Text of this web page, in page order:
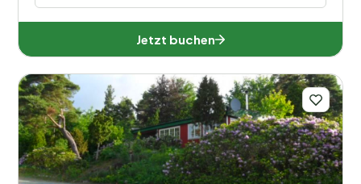
Jetzt buchen